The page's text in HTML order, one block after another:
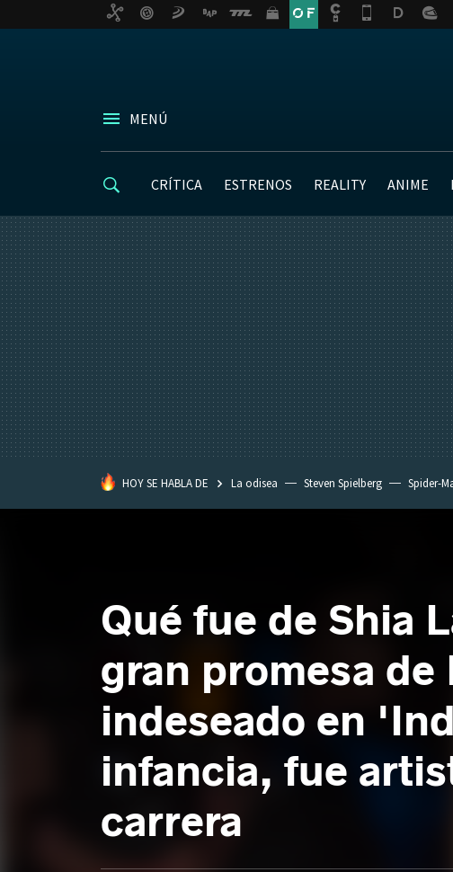
MENÚ
CRÍTICA ESTRENOS REALITY ANIME
HOY SE HABLA DE La odisea Steven Spielberg Spider-
Qué fue de Shia
gran promesa
indeseado en
infancia, fue
carrera